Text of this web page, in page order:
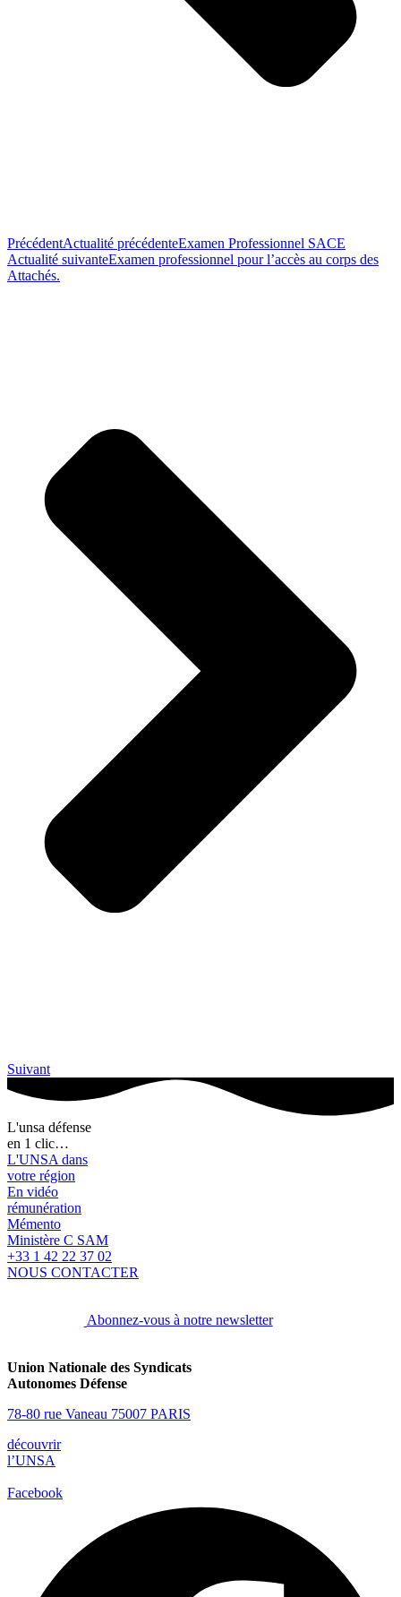
PrécédentActualité précédenteExamen Professionnel SACE
Actualité suivanteExamen professionnel pour l’accès au corps des
Attachés.
Suivant
L'unsa défense
en 1 clic…
L'UNSA dans
votre région
En vidéo
rémunération
Mémento
Ministère C SAM
+33 1 42 22 37 02
NOUS CONTACTER
Abonnez-vous à notre newsletter
Union Nationale des Syndicats
Autonomes Défense
78-80 rue Vaneau 75007 PARIS
découvrir
l’UNSA
Facebook